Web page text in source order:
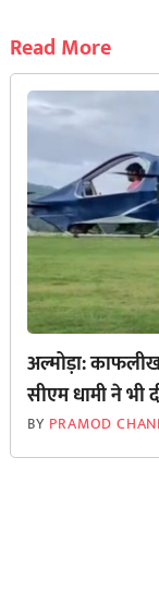
Read More
अल्मोड़ा:
सीएम धामी ने भी
BY PRAMOD